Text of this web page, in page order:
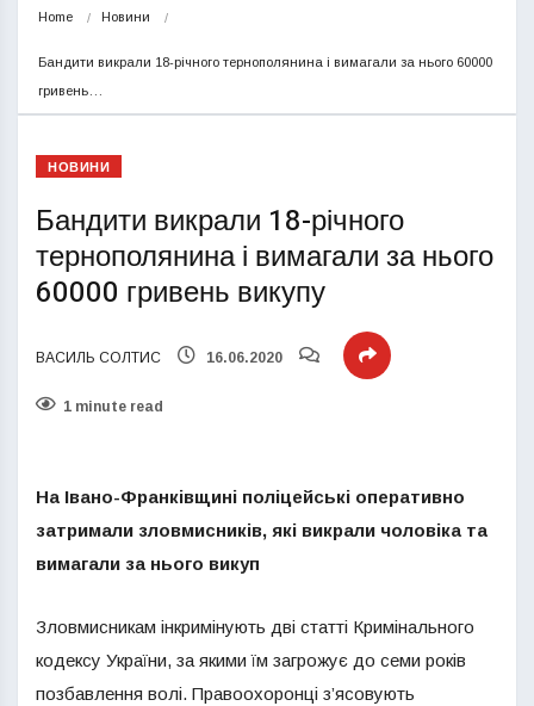
Home Новини
Бандити викрали 18-річного тернополянина і вимагали за нього 60000
гривень…
НОВИНИ
Бандити викрали 18-річного
тернополянина і вимагали за нього
60000 гривень викупу
ВАСИЛЬ СОЛТИС 16.06.2020
1 minute read
На Івано-Франківщині поліцейські оперативно
затримали зловмисників, які викрали чоловіка та
вимагали за нього викуп
Зловмисникам інкримінують дві статті Кримінального
кодексу України, за якими їм загрожує до семи років
позбавлення волі. Правоохоронці з’ясовують